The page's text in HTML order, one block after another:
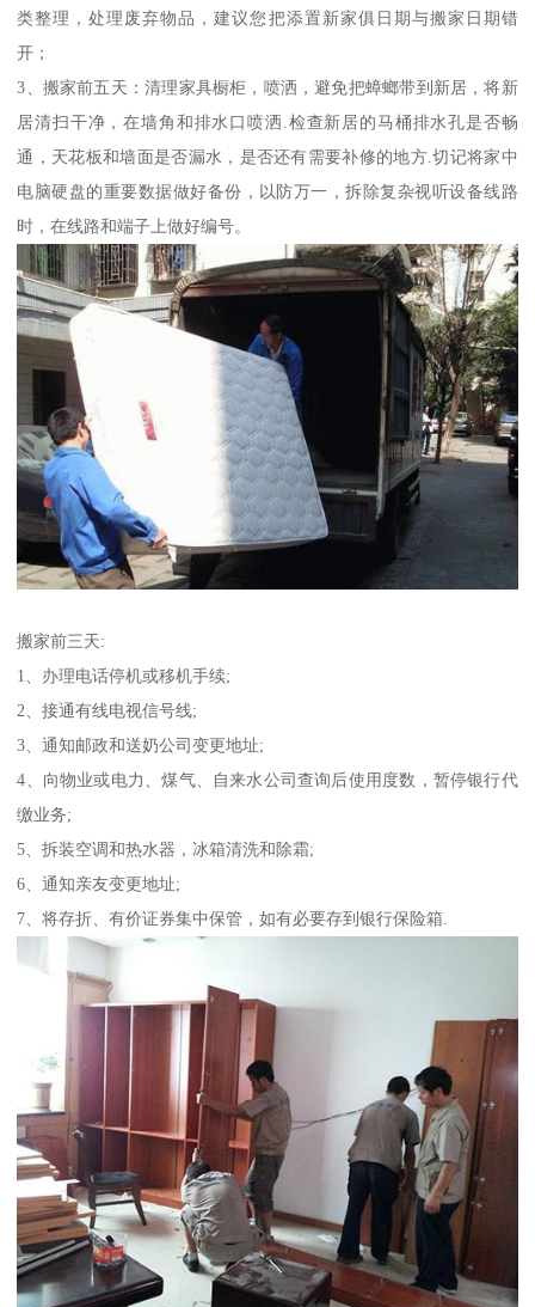
类整理，处理废弃物品，建议您把添置新家俱日期与搬家日期错
开；
3、搬家前五天：清理家具橱柜，喷洒，避免把蟑螂带到新居，将新
居清扫干净，在墙角和排水口喷洒.检查新居的马桶排水孔是否畅
通，天花板和墙面是否漏水，是否还有需要补修的地方.切记将家中
电脑硬盘的重要数据做好备份，以防万一，拆除复杂视听设备线路
时，在线路和端子上做好编号。
搬家前三天:
1、办理电话停机或移机手续;
2、接通有线电视信号线;
3、通知邮政和送奶公司变更地址;
4、向物业或电力、煤气、自来水公司查询后使用度数，暂停银行代
缴业务;
5、拆装空调和热水器，冰箱清洗和除霜;
6、通知亲友变更地址;
7、将存折、有价证券集中保管，如有必要存到银行保险箱.